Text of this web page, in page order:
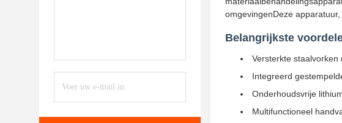
omgevingenDeze
Belangrijkste
Versterkte
Integreerd
Onderhoudsvrije
Multifunctioneel